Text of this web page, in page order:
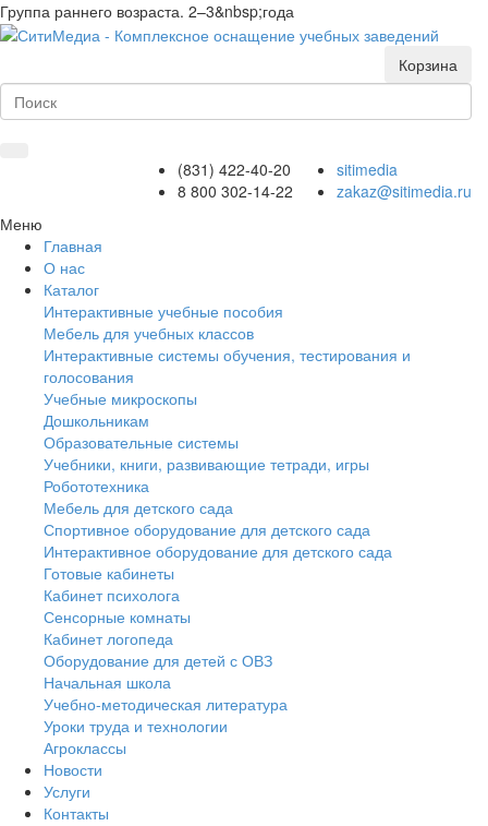
Группа раннего возраста. 2–3&nbsp;года
Корзина
sitimedia
zakaz@sitimedia.ru
(831) 422-40-20
8 800 302-14-22
Меню
Главная
О нас
Каталог
Интерактивные учебные пособия
Мебель для учебных классов
Интерактивные системы обучения, тестирования и
голосования
Учебные микроскопы
Дошкольникам
Образовательные системы
Учебники, книги, развивающие тетради, игры
Робототехника
Мебель для детского сада
Спортивное оборудование для детского сада
Интерактивное оборудование для детского сада
Готовые кабинеты
Кабинет психолога
Сенсорные комнаты
Кабинет логопеда
Оборудование для детей с ОВЗ
Начальная школа
Учебно-методическая литература
Уроки труда и технологии
Агроклассы
Новости
Услуги
Контакты